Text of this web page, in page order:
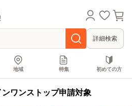
詳細検索
地域 特集 初めての方
ワンストップ申請対象